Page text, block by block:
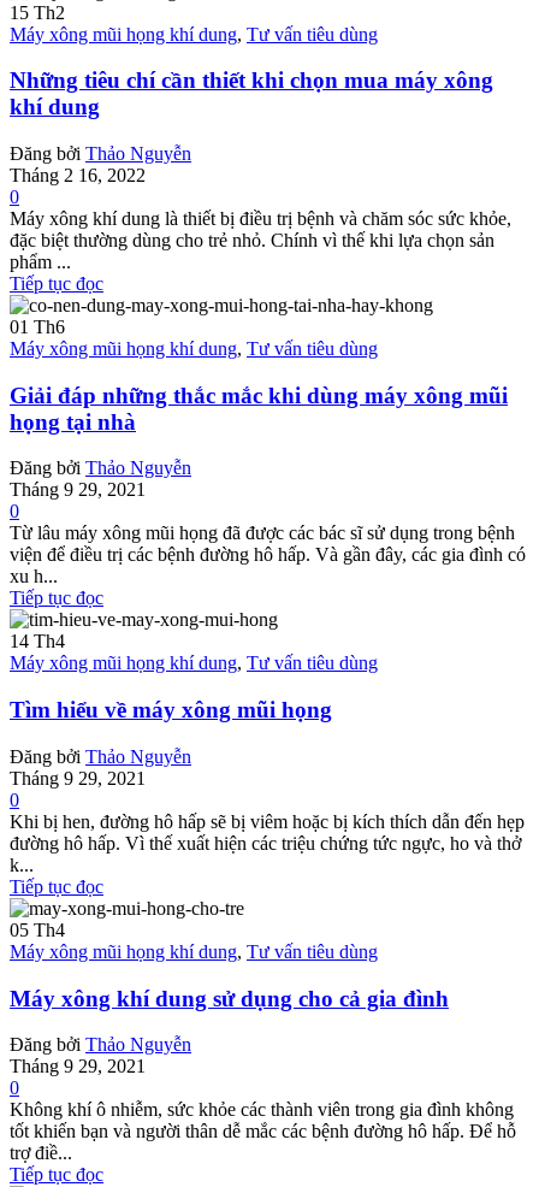
15 Th2
Máy xông mũi họng khí dung, Tư vấn tiêu dùng
Những tiêu chí cần thiết khi chọn mua máy xông
khí dung
Đăng bởi Thảo Nguyễn
Tháng 2 16, 2022
0
Máy xông khí dung là thiết bị điều trị bệnh và chăm sóc sức khỏe,
đặc biệt thường dùng cho trẻ nhỏ. Chính vì thế khi lựa chọn sản
phẩm ...
Tiếp tục đọc
01 Th6
Máy xông mũi họng khí dung, Tư vấn tiêu dùng
Giải đáp những thắc mắc khi dùng máy xông mũi
họng tại nhà
Đăng bởi Thảo Nguyễn
Tháng 9 29, 2021
0
Từ lâu máy xông mũi họng đã được các bác sĩ sử dụng trong bệnh
viện để điều trị các bệnh đường hô hấp. Và gần đây, các gia đình có
xu h...
Tiếp tục đọc
14 Th4
Máy xông mũi họng khí dung, Tư vấn tiêu dùng
Tìm hiểu về máy xông mũi họng
Đăng bởi Thảo Nguyễn
Tháng 9 29, 2021
0
Khi bị hen, đường hô hấp sẽ bị viêm hoặc bị kích thích dẫn đến hẹp
đường hô hấp. Vì thế xuất hiện các triệu chứng tức ngực, ho và thở
k...
Tiếp tục đọc
05 Th4
Máy xông mũi họng khí dung, Tư vấn tiêu dùng
Máy xông khí dung sử dụng cho cả gia đình
Đăng bởi Thảo Nguyễn
Tháng 9 29, 2021
0
Không khí ô nhiễm, sức khỏe các thành viên trong gia đình không
tốt khiến bạn và người thân dễ mắc các bệnh đường hô hấp. Để hỗ
trợ điề...
Tiếp tục đọc